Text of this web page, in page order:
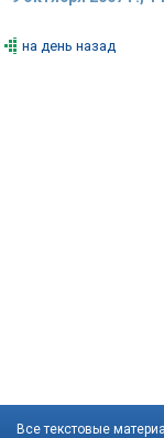
на день назад
Все текстовые